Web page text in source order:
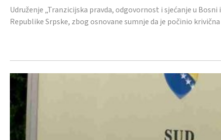
Udruženje „Tranzicijska pravda, odgovornost i sjećanje u
Republike Srpske, zbog osnovane sumnje da je počinio